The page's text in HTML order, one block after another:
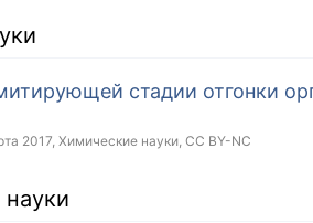
стадии отгонки
2017, Химические науки, CC BY-NC